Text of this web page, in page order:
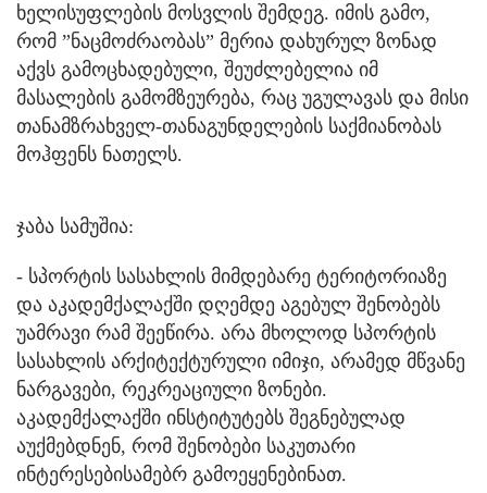
ხელისუფლების მოსვლის შემდეგ. იმის გამო,
რომ ”ნაცმოძრაობას” მერია დახურულ ზონად
აქვს გამოცხადებული, შეუძლებელია იმ
მასალების გამომზეურება, რაც უგულავას და მისი
თანამზრახველ-თანაგუნდელების საქმიანობას
მოჰფენს ნათელს.
ჯაბა სამუშია:
- სპორტის სასახლის მიმდებარე ტერიტორიაზე
და აკადემქალაქში დღემდე აგებულ შენობებს
უამრავი რამ შეეწირა. არა მხოლოდ სპორტის
სასახლის არქიტექტურული იმიჯი, არამედ მწვანე
ნარგავები, რეკრეაციული ზონები.
აკადემქალაქში ინსტიტუტებს შეგნებულად
აუქმებდნენ, რომ შენობები საკუთარი
ინტერესებისამებრ გამოეყენებინათ.